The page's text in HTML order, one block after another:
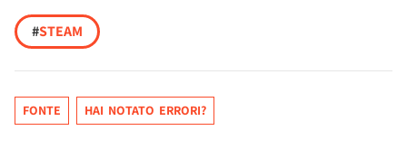
#STEAM
FONTE HAI NOTATO ERRORI?